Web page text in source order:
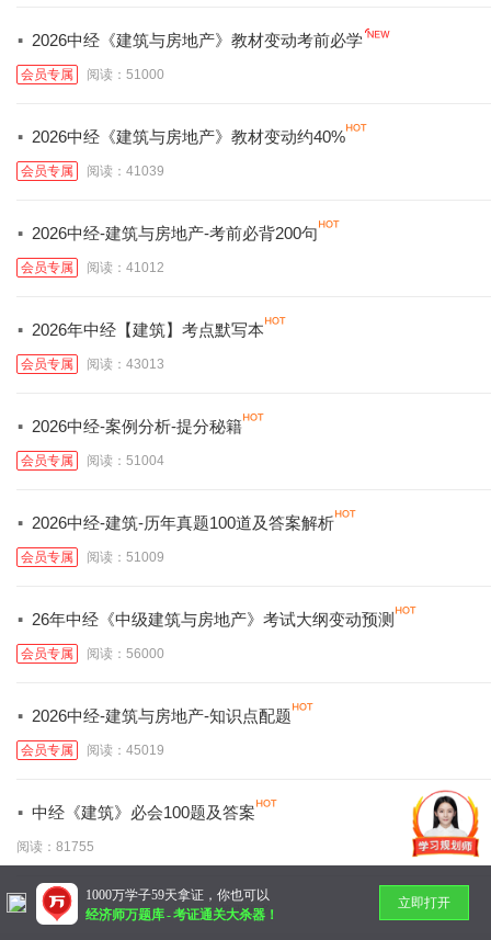
· 2026中经《建筑与房地产》教材变动考前必学
会员专属 阅读：51000
· 2026中经《建筑与房地产》教材变动约40%
会员专属 阅读：41039
· 2026中经-建筑与房地产-考前必背200句
会员专属 阅读：41012
· 2026年中经【建筑】考点默写本
会员专属 阅读：43013
· 2026中经-案例分析-提分秘籍
会员专属 阅读：51004
· 2026中经-建筑-历年真题100道及答案解析
会员专属 阅读：51009
· 26年中经《中级建筑与房地产》考试大纲变动预测
会员专属 阅读：56000
· 2026中经-建筑与房地产-知识点配题
会员专属 阅读：45019
· 中经《建筑》必会100题及答案
阅读：81755
暂无更多
1000万学子59天拿证，你也可以
经济师万题库-考证通关大杀器！
立即打开